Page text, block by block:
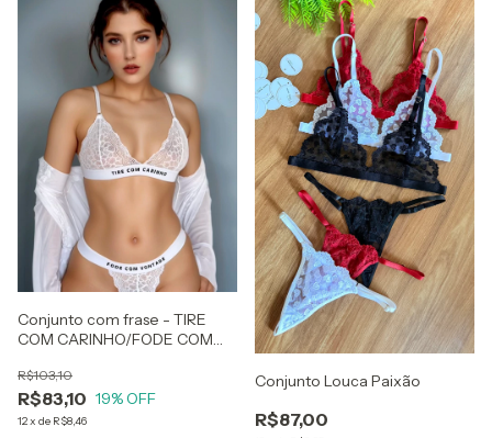
Conjunto com frase - TIRE
COM CARINHO/FODE COM
R$83,10
R$103,10
19% OFF
12x de R$8,46
Conjunto Louca Paixão
R$87,00